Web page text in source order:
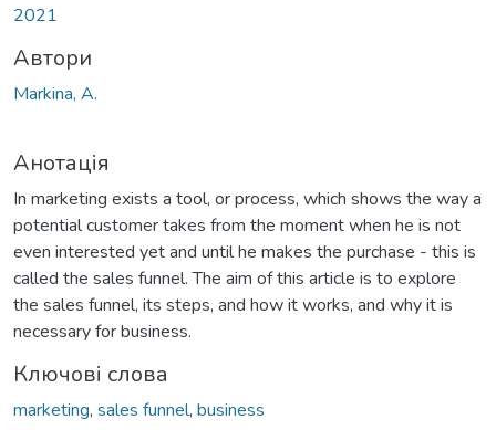
2021
Автори
Markina, A.
Анотація
In marketing exists a tool, or process, which shows the way a
potential customer takes from the moment when he is not
even interested yet and until he makes the purchase - this is
called the sales funnel. The aim of this article is to explore
the sales funnel, its steps, and how it works, and why it is
necessary for business.
Ключові слова
marketing, sales funnel, business